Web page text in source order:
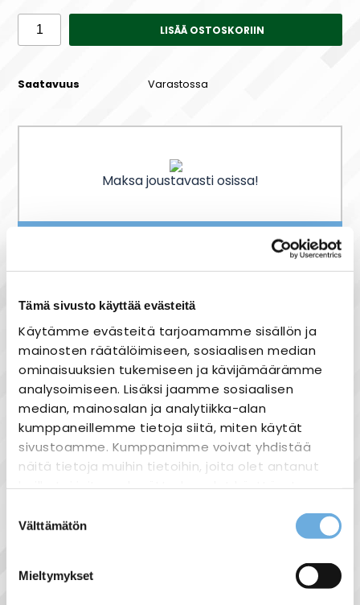
Tämä sivusto käyttää evästeitä
Käytämme evästeitä tarjoamamme sisällön ja
mainosten räätälöimiseen, sosiaalisen median
ominaisuuksien tukemiseen ja kävijämäärämme
analysoimiseen. Lisäksi jaamme sosiaalisen
median, mainosalan ja analytiikka-alan
kumppaneillemme tietoja siitä, miten käytät
sivustoamme. Kumppanimme voivat yhdistää
näitä tietoja muihin tietoihin, joita olet antanut
heille tai joita on kerätty, kun olet käyttänyt
valinta
Välttämätön
Mieltymykset
LISÄÄ OSTOSKORIIN
Saatavuus Varastossa
Maksa joustavasti osissa!
Joustavat maksutavat
Tuotekuvaus
Potentiaalivapaa rele, joka kytkee kuormia
pörssisähkön hintojen perusteella. Rele
aktivoi virransyötön automaattisesti kun
sähkö on edullista.
OMINAISUUDET
Kauko-ohjaus ilmaisella Powerant-